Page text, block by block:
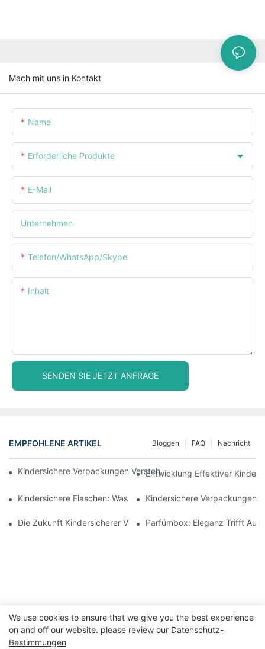
Mach mit uns in Kontakt
Name
Erforderliche Produkte
E-Mail
Unternehmen
Telefon/WhatsApp/Skype
Inhalt
SENDEN SIE JETZT ANFRAGE
EMPFOHLENE ARTIKEL Nachricht
FAQ
Bloggen
Kindersichere Verpackungen Verstehen: Sicherheit Für Kinder
Entwicklung Effektiver
Kindersichere Flaschen: Was Sie Für Die Einhaltung Der
Kindersichere Verpackungen:
Die Zukunft Kindersicherer Verpackungslösungen
Parfümbox: Eleganz Trifft Auf
Copyright © 2026 WWW.ECCODY.COM |
We use cookies to ensure that we give you the best experience
on and off our website. please review our Datenschutz-
Bestimmungen